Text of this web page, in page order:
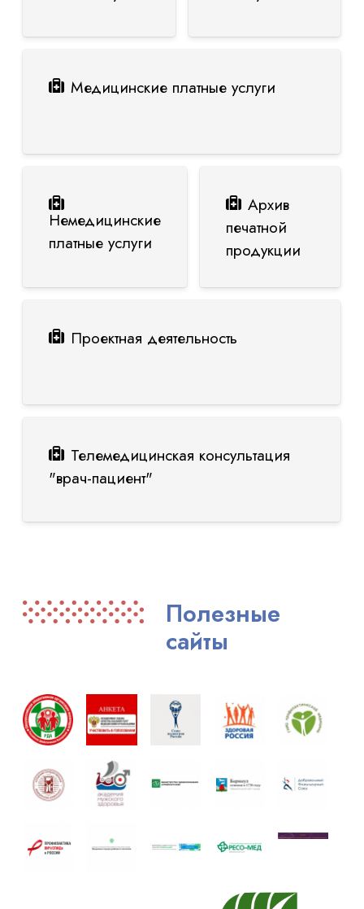
Медицинские платные услуги
Немедицинские
платные услуги
Архив
печатной
продукции
Проектная деятельность
Телемедицинская консультация
"врач-пациент"
Полезные
сайты